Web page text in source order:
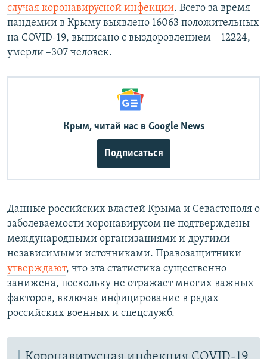
случая коронавирусной инфекции. Всего за время
пандемии в Крыму выявлено 16063 положительных
на COVID-19, выписано с выздоровлением – 12224,
умерли –307 человек.
Крым, читай нас в Google News
Подписаться
Данные российских властей Крыма и Севастополя о
заболеваемости коронавирусом не подтверждены
международными организациями и другими
независимыми источниками. Правозащитники
утверждают, что эта статистика существенно
занижена, поскольку не отражает многих важных
факторов, включая инфицирование в рядах
российских военных и спецслужб.